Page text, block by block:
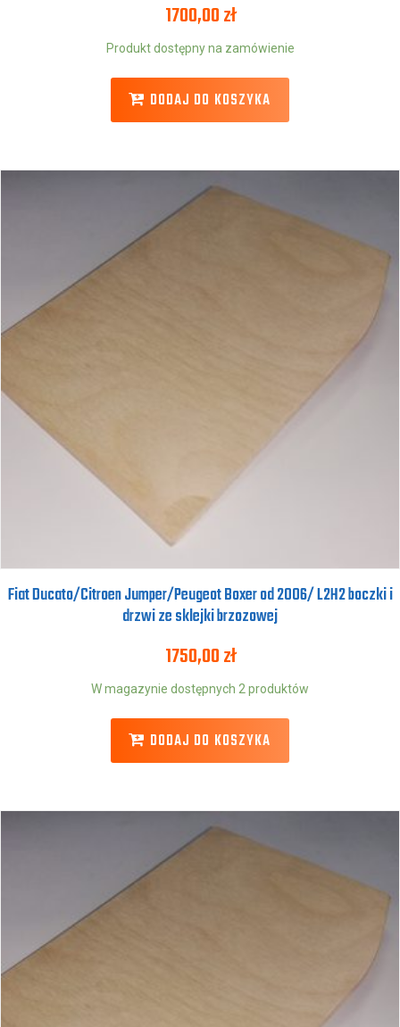
1700,00zł
Produkt dostępny na zamówienie
DODAJ DO KOSZYKA
Fiat Ducato/Citroen Jumper/Peugeot Boxer od 2006/ L2H2 boczki i
drzwi ze sklejki brzozowej
1750,00zł
W magazynie dostępnych 2 produktów
DODAJ DO KOSZYKA